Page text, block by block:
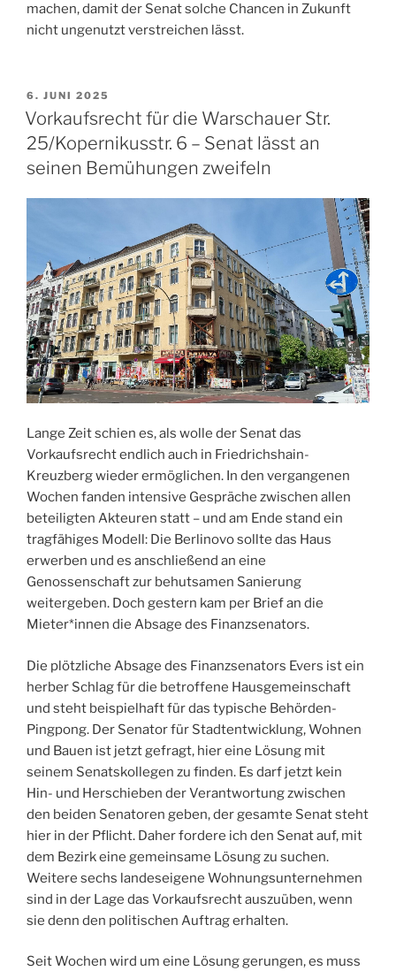
machen, damit der Senat solche Chancen in Zukunft
nicht ungenutzt verstreichen lässt.
VERÖFFENTLICHT
AM
6. JUNI 2025
Vorkaufsrecht für die Warschauer Str.
25/Kopernikusstr. 6 – Senat lässt an
seinen Bemühungen zweifeln
Lange Zeit schien es, als wolle der Senat das
Vorkaufsrecht endlich auch in Friedrichshain-
Kreuzberg wieder ermöglichen. In den vergangenen
Wochen fanden intensive Gespräche zwischen allen
beteiligten Akteuren statt – und am Ende stand ein
tragfähiges Modell: Die Berlinovo sollte das Haus
erwerben und es anschließend an eine
Genossenschaft zur behutsamen Sanierung
weitergeben. Doch gestern kam per Brief an die
Mieter*innen die Absage des Finanzsenators.
Die plötzliche Absage des Finanzsenators Evers ist ein
herber Schlag für die betroffene Hausgemeinschaft
und steht beispielhaft für das typische Behörden-
Pingpong. Der Senator für Stadtentwicklung, Wohnen
und Bauen ist jetzt gefragt, hier eine Lösung mit
seinem Senatskollegen zu finden. Es darf jetzt kein
Hin- und Herschieben der Verantwortung zwischen
den beiden Senatoren geben, der gesamte Senat steht
hier in der Pflicht. Daher fordere ich den Senat auf, mit
dem Bezirk eine gemeinsame Lösung zu suchen.
Weitere sechs landeseigene Wohnungsunternehmen
sind in der Lage das Vorkaufsrecht auszuüben, wenn
sie denn den politischen Auftrag erhalten.
Seit Wochen wird um eine Lösung gerungen, es muss